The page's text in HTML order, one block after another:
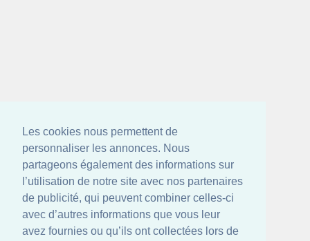
Les cookies nous permettent de
personnaliser les annonces. Nous
partageons également des informations sur
l’utilisation de notre site avec nos partenaires
de publicité, qui peuvent combiner celles-ci
avec d’autres informations que vous leur
avez fournies ou qu’ils ont collectées lors de